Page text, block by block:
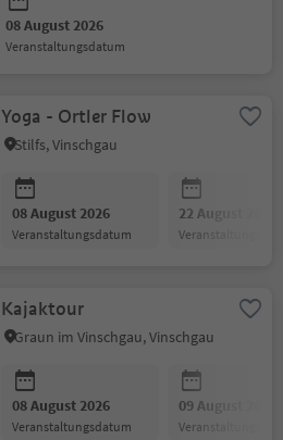
08 August 2026
Veranstaltungsdatum
Yoga - Ortler Flow
Stilfs, Vinschgau
08 August 2026
Veranstaltungsdatum
22 August 2026
Kajaktour
Graun im Vinschgau, Vinschgau
08 August 2026
Veranstaltungsdatum
09 August 2026